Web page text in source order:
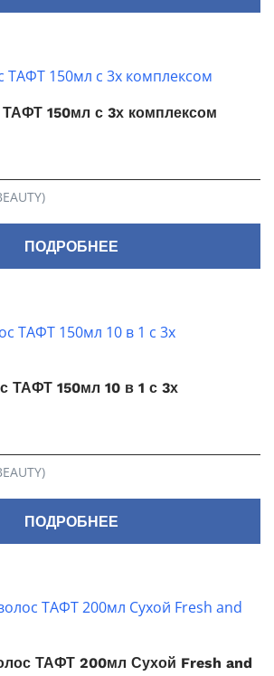
150мл с 3х комплексом
ПОДРОБНЕЕ
ТАФТ 150мл 10 в 1 с 3х
ПОДРОБНЕЕ
ТАФТ 200мл Сухой Fresh and